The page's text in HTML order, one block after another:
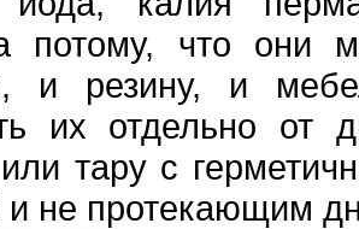
потому, что они
и резину, и
их отдельно от
тару с
и не протекающим